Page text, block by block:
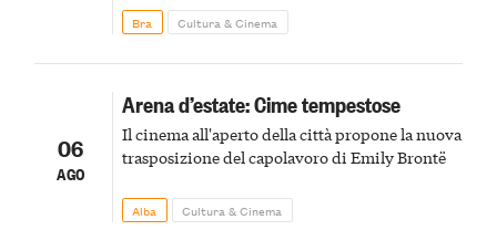
Bra Cultura & Cinema
06
AGO
Arena d’estate: Cime tempestose
Il cinema all'aperto della città propone la nuova
trasposizione del capolavoro di Emily Brontë
Alba Cultura & Cinema